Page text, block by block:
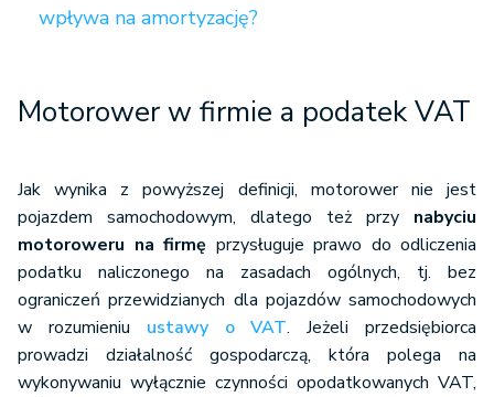
wpływa na amortyzację?
Motorower w firmie a podatek VAT
Jak wynika z powyższej definicji, motorower nie jest
pojazdem samochodowym, dlatego też przy nabyciu
motoroweru na firmę przysługuje prawo do odliczenia
podatku naliczonego na zasadach ogólnych, tj. bez
ograniczeń przewidzianych dla pojazdów samochodowych
w rozumieniu ustawy o VAT. Jeżeli przedsiębiorca
prowadzi działalność gospodarczą, która polega na
wykonywaniu wyłącznie czynności opodatkowanych VAT,